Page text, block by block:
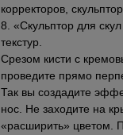
корректоров,
8. «Скульптор для
текстур.
Срезом кисти с
проведите прямо
Так вы создадите
нос. Не заходите на
«расширить» цветом.